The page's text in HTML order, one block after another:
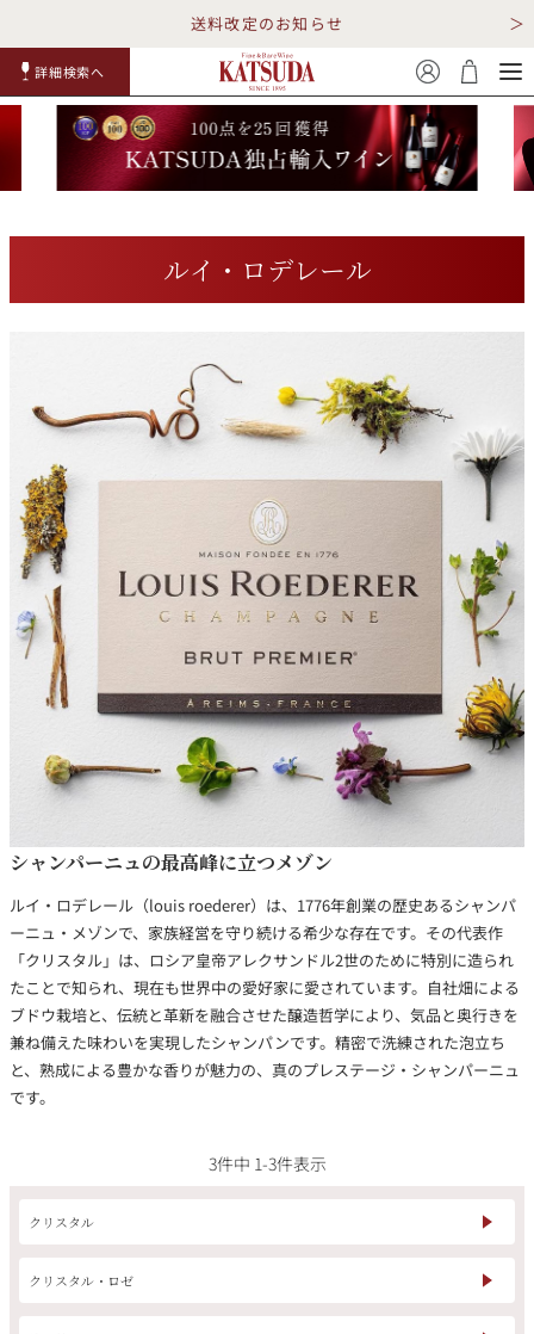
送料改定のお知らせ
詳細検索へ
白ワイ
ン ング ン
RP100
点
キャンペーン 勝田商店について
ショッピングガイド ギフトラッピング
銘柄から探す
DRC ルロワ
ラフィット ペトリュス
ルイ・ロデレール
生産地から探す
ブルゴーニュ
ボルドー シャンパーニュ
ローヌ その他
アメリカ カリフォルニア
その他
種類で探す
赤ワイン 白ワイン
スパークリング ロゼワイン
ワインセット
〜9,999円
10,000円〜39,999円
40,000円〜79,999円
80,000円〜99,999円
100,000円〜199,999円
200,000円〜499,999円
500,000円〜
お得な情報を受け取る
メルマガ LINE
お問い合わせ
ルイ・ロデレール
シャンパーニュの最高峰に立つメゾン
ルイ・ロデレール（louis roederer）は、1776年創業の歴史あるシャンパ
ーニュ・メゾンで、家族経営を守り続ける希少な存在です。その代表作
「クリスタル」は、ロシア皇帝アレクサンドル2世のために特別に造られ
たことで知られ、現在も世界中の愛好家に愛されています。自社畑による
ブドウ栽培と、伝統と革新を融合させた醸造哲学により、気品と奥行きを
兼ね備えた味わいを実現したシャンパンです。精密で洗練された泡立ち
と、熟成による豊かな香りが魅力の、真のプレステージ・シャンパーニュ
です。
3件中 1-3件表示
クリスタル
クリスタル・ロゼ